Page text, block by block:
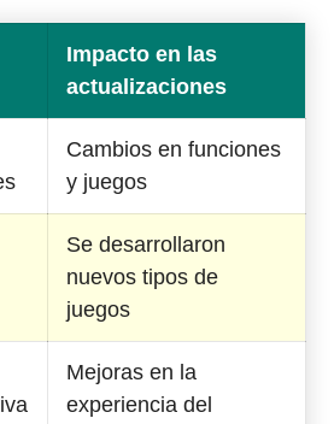
Impacto en las
actualizaciones
Cambios en funciones
y juegos
Se desarrollaron
nuevos tipos de
juegos
Mejoras en la
experiencia del